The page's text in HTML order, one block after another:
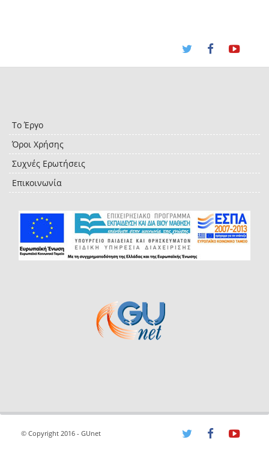
Το Έργο
Όροι Χρήσης
Συχνές Ερωτήσεις
Επικοινωνία
© Copyright 2016 - GUnet